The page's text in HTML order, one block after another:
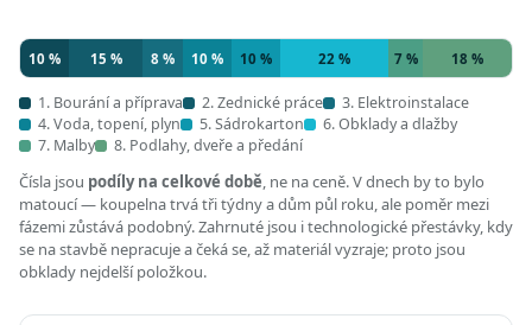
10 % 15 % 8 % 10 % 10 % 22 % 7 % 18 %
1. Bourání a příprava 2. Zednické práce
3. Elektroinstalace
4. Voda, topení, plyn
5. Sádrokarton
6. Obklady a dlažby
7. Malby
8. Podlahy, dveře a předání
Čísla jsou podíly na celkové době, ne na ceně. V dnech by to bylo
matoucí — koupelna trvá tři týdny a dům půl roku, ale poměr mezi
fázemi zůstává podobný. Zahrnuté jsou i technologické přestávky, kdy
se na stavbě nepracuje a čeká se, až materiál vyzraje; proto jsou
obklady nejdelší položkou.